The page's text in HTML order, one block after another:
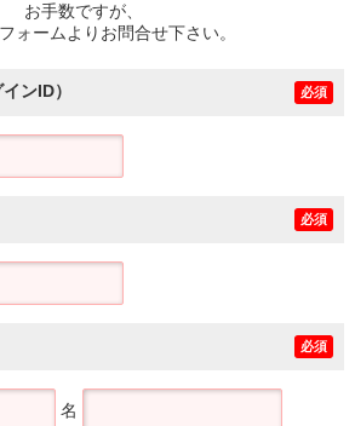
お手数ですが、
ォームよりお問合せ下さい。
ンID） 必須
必須
必須
名